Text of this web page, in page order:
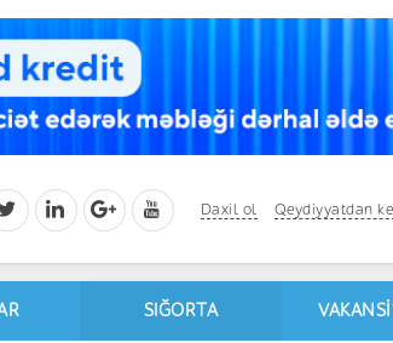
Daxil ol Qeydiyyatdan
SIĞORTA